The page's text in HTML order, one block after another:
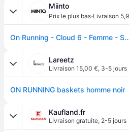
Miinto
Prix le plus bas·Livraison
On Running - Cloud 6 - Femme -
Lareetz
Livraison 15,00 €, 3-5 jours
ON RUNNING baskets homme noir
Kaufland.fr
Livraison gratuite, 2-5 jours